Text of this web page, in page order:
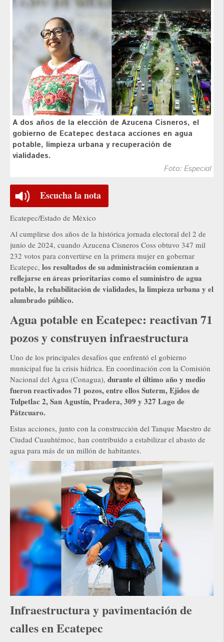
A dos años de la elección de Azucena Cisneros, el
gobierno de Ecatepec destaca acciones en agua
potable, limpieza urbana y recuperación de
vialidades.
Foto: Especial
Escucha la nota
Ecatepec/Estado de México
Al cumplirse dos años de la histórica jornada electoral del 2 de
junio de 2024, cuando Azucena Cisneros Coss obtuvo 347 mil
232 votos para convertirse en la primera mujer en gobernar
Ecatepec, los resultados de su administración comienzan a
reflejarse en áreas prioritarias como el suministro de agua
potable, la rehabilitación de vialidades, la limpieza urbana y el
alumbrado público.
Agua potable en Ecatepec: reactivan 71
pozos y construyen infraestructura
Uno de los principales desafíos que enfrentó el gobierno
municipal fue la crisis hídrica. En coordinación con la Comisión
Nacional del Agua (Conagua), durante el último año y medio
fueron reactivados 71 pozos, entre ellos Suterm, Ejidos de
Tulpetlac 2, San Agustín, Pradera, 309 y 327 Lago de
Pátzcuaro.
Estas acciones, junto con la construcción del Tanque Maestro de
Ciudad Cuauhtémoc, han contribuido a estabilizar el abasto de
agua para más de un millón de habitantes.
Infraestructura y pavimentación de
calles en Ecatepec